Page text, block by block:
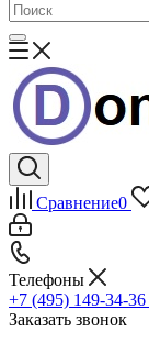
Сравнение0
Телефоны
+7 (495) 149-34-36
Заказать звонок